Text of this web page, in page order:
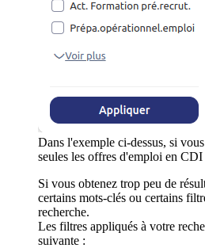
Dans l'exemple ci-dessus, si
seules les offres d'emploi en CDI
Si vous obtenez trop peu de
certains mots-clés ou certains
recherche.
Les filtres appliqués à votre
suivante :